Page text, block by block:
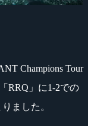
Champions Tour
RRQ」に1-2での
ました。